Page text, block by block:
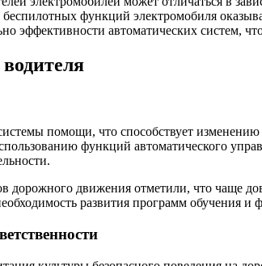
функций электромобиля
эффективности автоматических систем,
помощи, что способствует
функций автоматического
дорожного движения отметили, что чаще
развития программ обучения